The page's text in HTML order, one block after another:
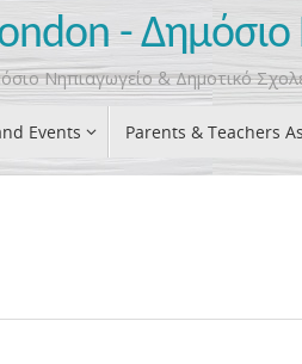
- Δημόσιο
Νηπιαγωγείο & Δημοτικό
Events Parents & Teachers